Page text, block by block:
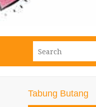
Tabung Butang